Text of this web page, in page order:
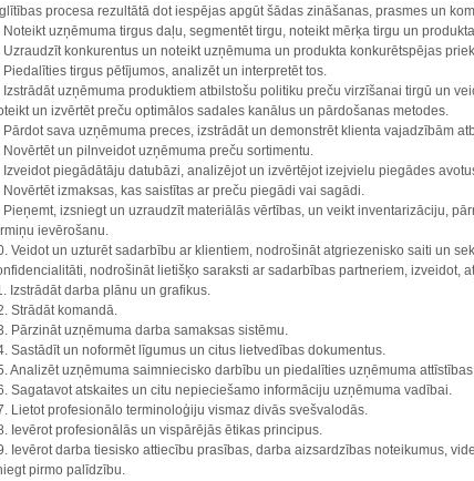
procesa rezultātā dot iespējas apgūt šādas zināšanas, prasmes un
Noteikt uzņēmuma tirgus daļu, segmentēt tirgu, noteikt mērķa tirgu un
Uzraudzīt konkurentus un noteikt uzņēmuma un produkta konkurētspējas
Piedalīties tirgus pētījumos, analizēt un interpretēt tos.
Izstrādāt uzņēmuma produktiem atbilstošu politiku preču virzīšanai tirgū un
un izvērtēt preču optimālos sadales kanālus un pārdošanas metodes.
Pārdot sava uzņēmuma preces, izstrādāt un demonstrēt klienta vajadzībām
Novērtēt un pilnveidot uzņēmuma preču sortimentu.
Izveidot piegādātāju datubāzi, analizējot un izvērtējot izejvielu piegādes
Novērtēt izmaksas, kas saistītas ar preču piegādi vai sagādi.
Pieņemt, izsniegt un uzraudzīt materiālās vērtības, un veikt inventarizāciju,
ievērošanu.
Veidot un uzturēt sadarbību ar klientiem, nodrošināt atgriezenisko saiti un
nodrošināt lietišķo saraksti ar sadarbības partneriem, izveidot,
Izstrādāt darba plānu un grafikus.
Strādāt komandā.
Pārzināt uzņēmuma darba samaksas sistēmu.
Sastādīt un noformēt līgumus un citus lietvedības dokumentus.
Analizēt uzņēmuma saimniecisko darbību un piedalīties uzņēmuma
Sagatavot atskaites un citu nepieciešamo informāciju uzņēmuma vadībai.
Lietot profesionālo terminoloģiju vismaz divās svešvalodās.
Ievērot profesionālās un vispārējās ētikas principus.
Ievērot darba tiesisko attiecību prasības, darba aizsardzības noteikumus,
pirmo palīdzību.